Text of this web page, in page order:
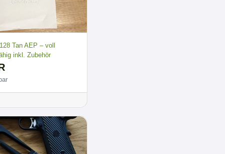
Tan AEP – voll
inkl. Zubehör